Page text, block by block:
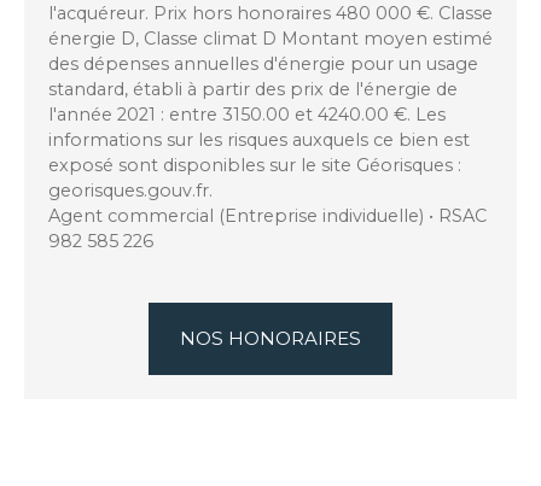
l'acquéreur. Prix hors honoraires 480 000 €. Classe
énergie D, Classe climat D Montant moyen estimé
des dépenses annuelles d'énergie pour un usage
standard, établi à partir des prix de l'énergie de
l'année 2021 : entre 3150.00 et 4240.00 €. Les
informations sur les risques auxquels ce bien est
exposé sont disponibles sur le site Géorisques :
georisques.gouv.fr.
Agent commercial (Entreprise individuelle) • RSAC
982 585 226
NOS HONORAIRES